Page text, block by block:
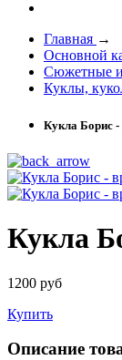
Главная →
Основной
Сюжетные
Куклы,
Кукла Борис -
Кукла
1200 руб
Купить
Описание